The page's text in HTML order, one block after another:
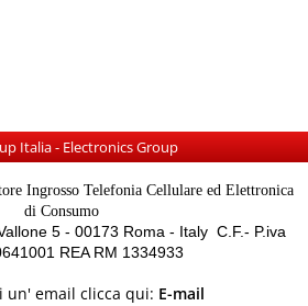
Italia - Electronics Group
Ingrosso Telefonia Cellulare ed Elettronica
di Consumo
5 - 00173 Roma - Italy C.F.- P.iva
REA RM 1334933
un' email clicca qui: E-mail